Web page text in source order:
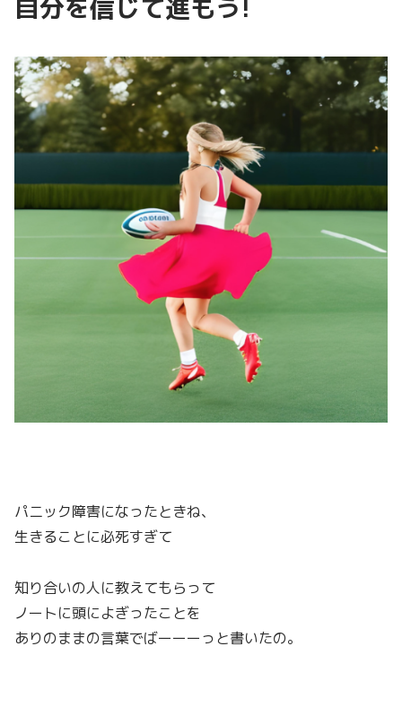
自分を信じて進もう!
パニック障害になったときね、
生きることに必死すぎて
知り合いの人に教えてもらって
ノートに頭によぎったことを
ありのままの言葉でばーーーっと書いたの。